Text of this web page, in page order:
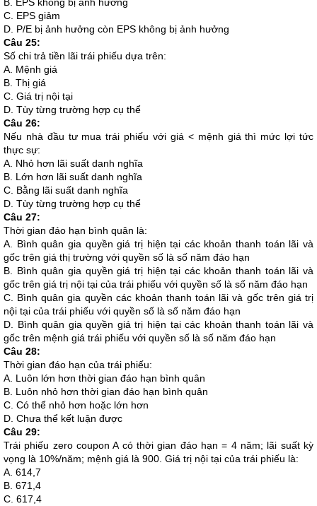
C. EPS giảm
D. P/E bị ảnh hưởng còn EPS không bị ảnh hưởng
Câu 25:
Số chi trả tiền lãi trái phiếu dựa trên:
A. Mệnh giá
B. Thị giá
C. Giá trị nội tại
D. Tùy từng trường hợp cụ thể
Câu 26:
Nếu nhà đầu tư mua trái phiếu với giá < mệnh giá thì mức lợi tức
thực sự:
A. Nhỏ hơn lãi suất danh nghĩa
B. Lớn hơn lãi suất danh nghĩa
C. Bằng lãi suất danh nghĩa
D. Tùy từng trường hợp cụ thể
Câu 27:
Thời gian đáo hạn bình quân là:
A. Bình quân gia quyền giá trị hiện tại các khoản thanh toán lãi và
gốc trên giá thị trường với quyền số là số năm đáo hạn
B. Bình quân gia quyền giá trị hiện tại các khoản thanh toán lãi và
gốc trên giá trị nội tại của trái phiếu với quyền số là số năm đáo hạn
C. Bình quân gia quyền các khoản thanh toán lãi và gốc trên giá trị
nội tại của trái phiếu với quyền số là số năm đáo hạn
D. Bình quân gia quyền giá trị hiện tại các khoản thanh toán lãi và
gốc trên mệnh giá trái phiếu với quyền số là số năm đáo hạn
Câu 28:
Thời gian đáo hạn của trái phiếu:
A. Luôn lớn hơn thời gian đáo hạn bình quân
B. Luôn nhỏ hơn thời gian đáo hạn bình quân
C. Có thể nhỏ hơn hoặc lớn hơn
D. Chưa thể kết luận được
Câu 29:
Trái phiếu zero coupon A có thời gian đáo hạn = 4 năm; lãi suất kỳ
vọng là 10%/năm; mệnh giá là 900. Giá trị nội tại của trái phiếu là:
A. 614,7
B. 671,4
C. 617,4